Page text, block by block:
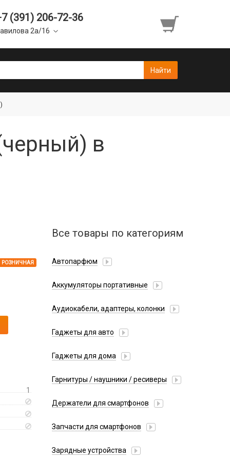
(391) 206-72-36
2а/16
в
РОЗНИЧНАЯ
1
Все товары по категориям
Автопарфюм
Аккумуляторы портативные
Аудиокабели, адаптеры, колонки
Аудиокабель
Колонки беспроводные
Гаджеты для авто
Парковочные автовизитки
Гаджеты для дома
Разное
Гарнитуры / наушники / ресиверы
Гарнитуры Bluetooth
Проводные USB-C
Держатели для смартфонов
Липперы
Запчасти для смартфонов
Антенны
Зарядные устройства